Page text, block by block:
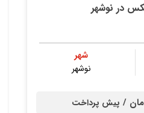
در نوشهر
شهر
نوشهر
پیش پرداخت